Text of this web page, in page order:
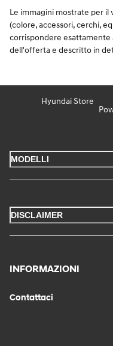
Le immagini mostrate per
(colore, accessori, cerchi,
corrispondere
dell'offerta e descritto in
Hyundai Store
MODELLI
DISCLAIMER
INFORMAZIONI
Contattaci